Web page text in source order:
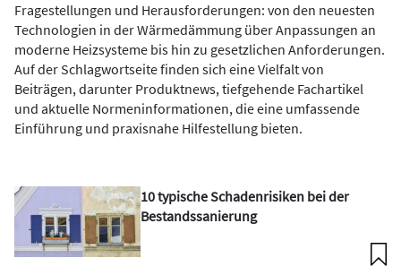
Fragestellungen und Herausforderungen: von den neuesten
Technologien in der Wärmedämmung über Anpassungen an
moderne Heizsysteme bis hin zu gesetzlichen Anforderungen.
Auf der Schlagwortseite finden sich eine Vielfalt von
Beiträgen, darunter Produktnews, tiefgehende Fachartikel
und aktuelle Normeninformationen, die eine umfassende
Einführung und praxisnahe Hilfestellung bieten.
10 typische Schadenrisiken bei der
Bestandssanierung